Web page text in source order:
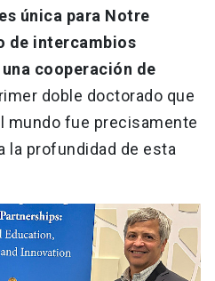
única para Notre
de intercambios
cooperación de
doble doctorado que
mundo fue precisamente
la profundidad de esta